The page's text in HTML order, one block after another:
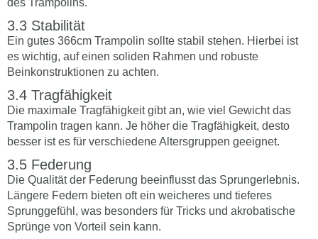
Stabilität
Ein gutes 366cm Trampolin sollte stabil stehen. Hierbei ist
es wichtig, auf einen soliden Rahmen und robuste
Beinkonstruktionen zu achten.
Tragfähigkeit
Die maximale Tragfähigkeit gibt an, wie viel Gewicht das
Trampolin tragen kann. Je höher die Tragfähigkeit, desto
besser ist es für verschiedene Altersgruppen geeignet.
Federung
Die Qualität der Federung beeinflusst das Sprungerlebnis.
Längere Federn bieten oft ein weicheres und tieferes
Sprunggefühl, was besonders für Tricks und akrobatische
Sprünge von Vorteil sein kann.